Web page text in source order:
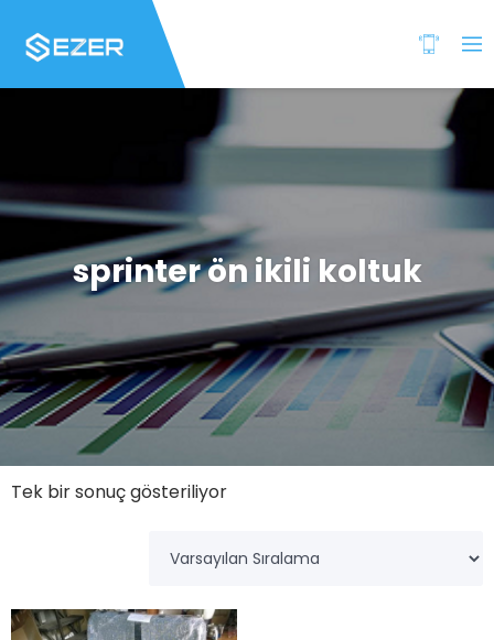
sprinter ön ikili koltuk
Tek bir sonuç gösteriliyor